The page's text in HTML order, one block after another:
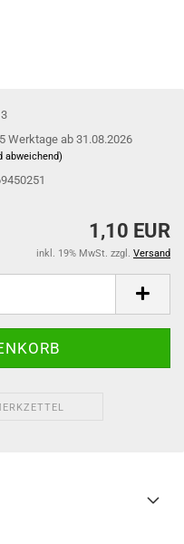
Werktage ab 31.08.2026
abweichend)
1,10 EUR
inkl. 19% MwSt. zzgl. Versand